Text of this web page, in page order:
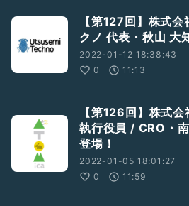
【第127回】株式
クノ 代表・秋山 大
2022-01-12 18:38:43
0
11:13
【第126回】株式
執行役員 / CRO・
登場！
2022-01-05 18:01:27
0
11:59